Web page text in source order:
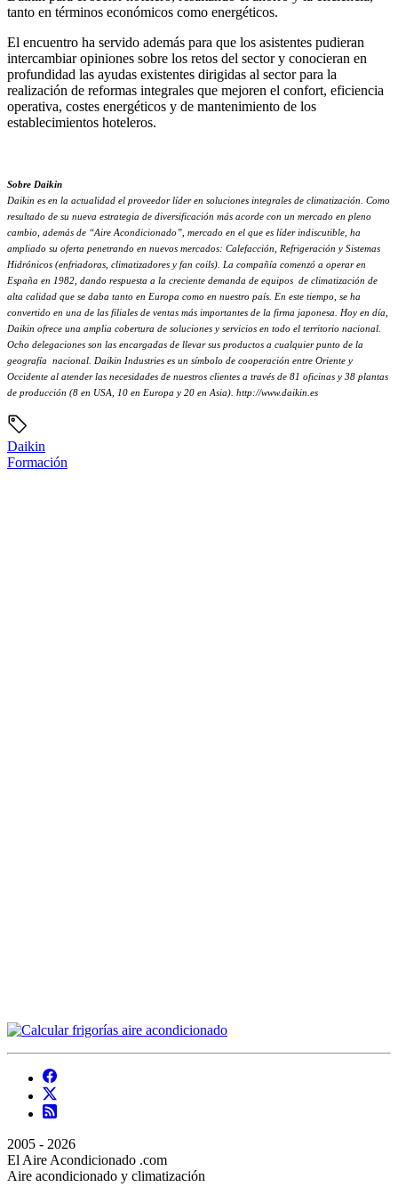
tanto en términos económicos como energéticos.
El encuentro ha servido además para que los asistentes pudieran
intercambiar opiniones sobre los retos del sector y conocieran en
profundidad las ayudas existentes dirigidas al sector para la
realización de reformas integrales que mejoren el confort, eficiencia
operativa, costes energéticos y de mantenimiento de los
establecimientos hoteleros.
Sobre Daikin
Daikin es en la actualidad el proveedor líder en soluciones integrales de climatización. Como
resultado de su nueva estrategia de diversificación más acorde con un mercado en pleno
cambio, además de “Aire Acondicionado”, mercado en el que es líder indiscutible, ha
ampliado su oferta penetrando en nuevos mercados: Calefacción, Refrigeración y Sistemas
Hidrónicos (enfriadoras, climatizadores y fan coils). La compañía comenzó a operar en
España en 1982, dando respuesta a la creciente demanda de equipos de climatización de
alta calidad que se daba tanto en Europa como en nuestro país. En este tiempo, se ha
convertido en una de las filiales de ventas más importantes de la firma japonesa. Hoy en día,
Daikin ofrece una amplia cobertura de soluciones y servicios en todo el territorio nacional.
Ocho delegaciones son las encargadas de llevar sus productos a cualquier punto de la
geografía nacional. Daikin Industries es un símbolo de cooperación entre Oriente y
Occidente al atender las necesidades de nuestros clientes a través de 81 oficinas y 38 plantas
de producción (8 en USA, 10 en Europa y 20 en Asia). http://www.daikin.es
Daikin
Formación
2005 - 2026
El Aire Acondicionado .com
Aire acondicionado y climatización